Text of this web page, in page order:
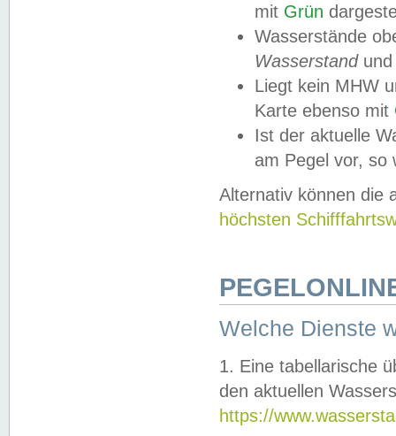
mit Grün
Wasserstände
Wasserstandund
Liegt kein MHW
Karte ebenso mit
Ist der aktuelle
am Pegel vor,
Alternativ können die
höchsten
Welche Dienste
1. Eine tabellarische
den aktuellen
https://